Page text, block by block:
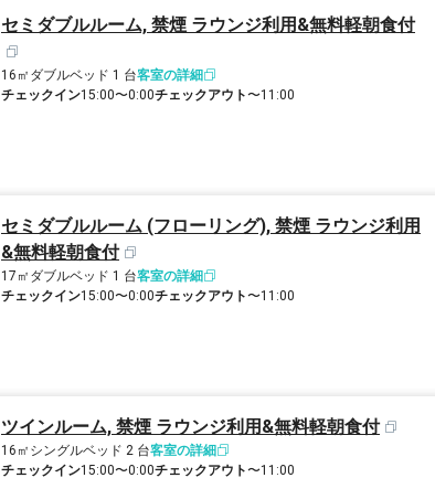
セミダブルルーム, 禁煙 ラウンジ利用&無料軽朝食付
16㎡ ダブルベッド 1 台客室の詳細
チェックイン15:00〜0:00チェックアウト〜11:00
セミダブルルーム (フローリング), 禁煙 ラウンジ利用
&無料軽朝食付
17㎡ ダブルベッド 1 台客室の詳細
チェックイン15:00〜0:00チェックアウト〜11:00
ツインルーム, 禁煙 ラウンジ利用&無料軽朝食付
16㎡ シングルベッド 2 台客室の詳細
チェックイン15:00〜0:00チェックアウト〜11:00